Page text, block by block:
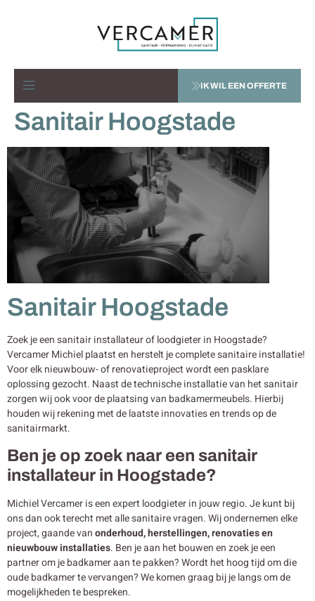
IK WIL EEN OFFERTE
Sanitair Hoogstade
Sanitair Hoogstade
Zoek je een sanitair installateur of loodgieter in Hoogstade?
Vercamer Michiel plaatst en herstelt je complete sanitaire installatie!
Voor elk nieuwbouw- of renovatieproject wordt een pasklare
oplossing gezocht. Naast de technische installatie van het sanitair
zorgen wij ook voor de plaatsing van badkamermeubels. Hierbij
houden wij rekening met de laatste innovaties en trends op de
sanitairmarkt.
Ben je op zoek naar een sanitair
installateur in Hoogstade?
Michiel Vercamer is een expert loodgieter in jouw regio. Je kunt bij
ons dan ook terecht met alle sanitaire vragen. Wij ondernemen elke
project, gaande vanonderhoud, herstellingen, renovaties en
nieuwbouwinstallaties. Ben je aan het bouwen en zoek je een
partner om je badkamer aan te pakken? Wordt het hoog tijd om die
oude badkamer te vervangen? We komen graag bij je langs om de
mogelijkheden te bespreken.